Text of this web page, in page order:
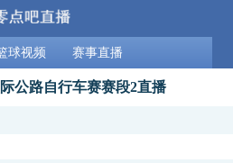
球视频 赛事直播
公路自行车赛赛段2直播